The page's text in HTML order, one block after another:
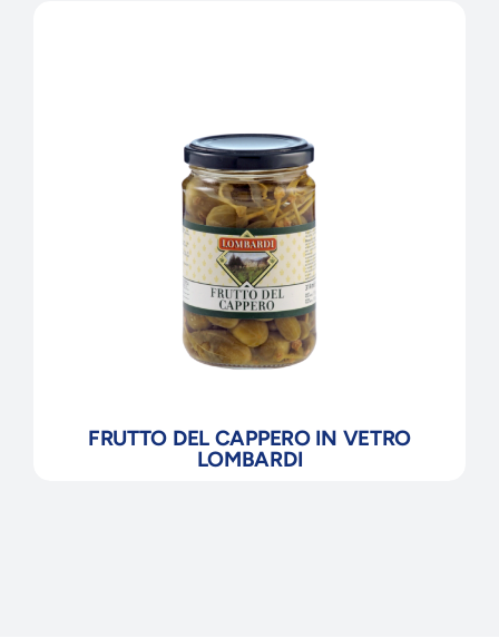
FRUTTO DEL CAPPERO IN VETRO
LOMBARDI